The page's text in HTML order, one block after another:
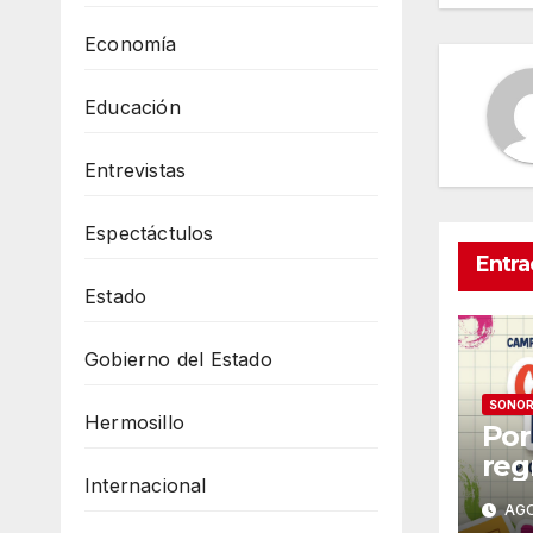
Economía
Educación
Entrevistas
Espectáctulos
Estado
Gobierno del Estado
Hermosillo
Internacional